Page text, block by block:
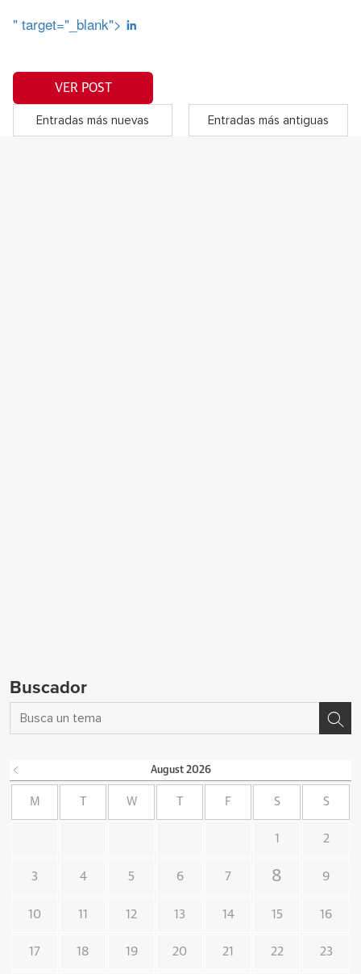
" target="_blank">
VER POST
Entradas más nuevas Entradas más antiguas
Buscador
August 2026
M W F S S
1 2
3 4 5 6 7 8 9
10 11 12 13 14 15 16
17 18 19 20 21 22 23